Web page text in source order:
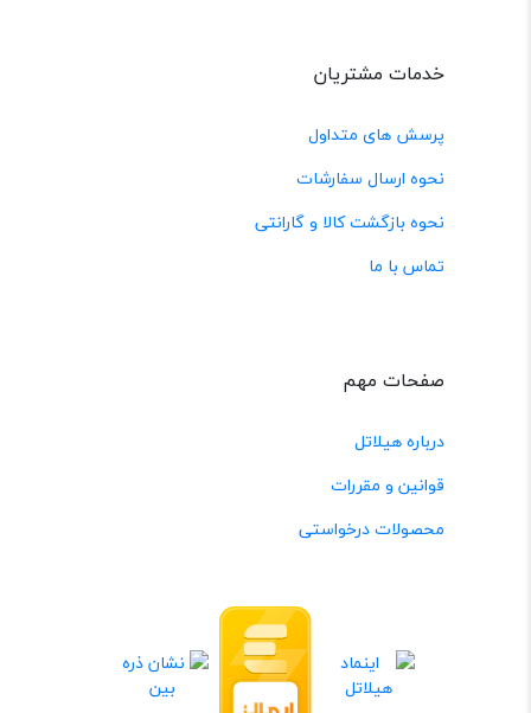
خدمات مشتریان
پرسش های متداول
نحوه ارسال سفارشات
نحوه بازگشت کالا و گارانتی
تماس با ما
صفحات مهم
درباره هیلاتل
قوانین و مقررات
محصولات درخواستی